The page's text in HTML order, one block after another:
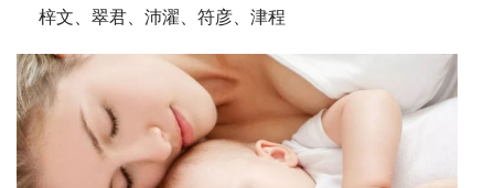
梓文、翠君、沛濯、符彦、津程